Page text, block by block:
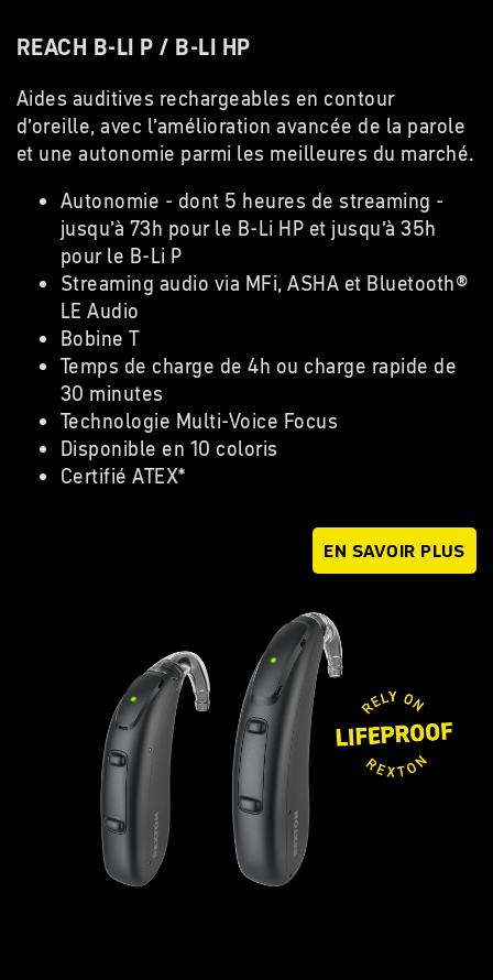
REACH B-LI P / B-LI HP
Aides auditives rechargeables en contour
d’oreille, avec l’amélioration avancée de la parole
et une autonomie parmi les meilleures du marché.
Autonomie - dont 5 heures de streaming -
jusqu’à 73h pour le B-Li HP et jusqu’à 35h
pour le B-Li P
Streaming audio via MFi, ASHA et Bluetooth®
LE Audio
Bobine T
Temps de charge de 4h ou charge rapide de
30 minutes
Technologie Multi-Voice Focus
Disponible en 10 coloris
Certifié ATEX*
EN SAVOIR PLUS